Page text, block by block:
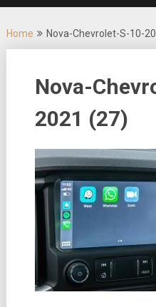
Home Nova-Chevrolet-S-10-
Nova-
2021 (27)